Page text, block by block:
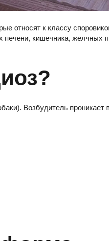
относят к классу
кишечника, желчных
Возбудитель проникает